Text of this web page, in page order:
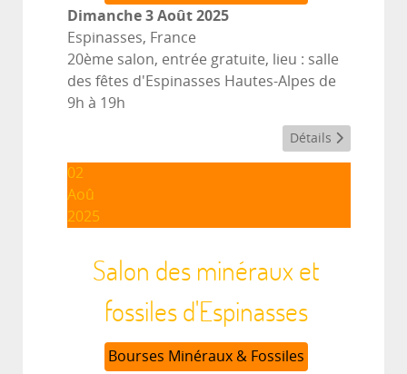
Dimanche 3 Août 2025
Espinasses, France
20ème salon, entrée gratuite, lieu : salle
des fêtes d'Espinasses Hautes-Alpes de
9h à 19h
Détails
02
Aoû
2025
Salon des minéraux et
fossiles d'Espinasses
Bourses Minéraux & Fossiles